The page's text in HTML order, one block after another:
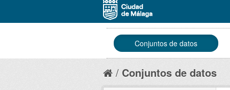
Conjuntos de datos
Conjuntos de datos